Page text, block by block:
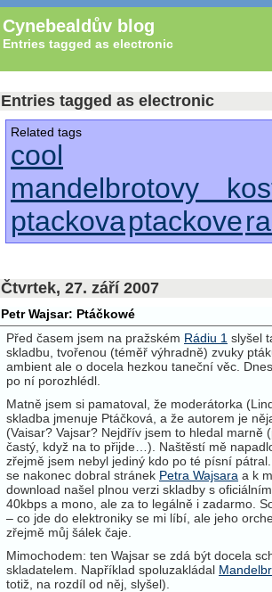
Cynebealdův blog
Entries tagged as electronic
Entries tagged as electronic
Related tags
cool
mandelbrotovy
ptackovaptackove
Čtvrtek, 27. září 2007
Petr Wajsar: Ptáčkowé
Před časem jsem na pražském Rádiu 1 slyšel
skladbu, tvořenou (téměř výhradně) zvuky
ambient ale o docela hezkou taneční věc.
po ní porozhlédl.
Matně jsem si pamatoval, že moderátorka
skladba jmenuje Ptáčková, a že autorem je
(Vaisar? Vajsar? Nejdřív jsem to hledal marně
častý, když na to přijde…). Naštěstí mě
zřejmě jsem nebyl jediný kdo po té písní
se nakonec dobral stránek Petra Wajsara a k
download našel plnou verzi skladby s
40kbps a mono, ale za to legálně i zadarmo.
– co jde do elektroniky se mi líbí, ale jeho
zřejmě můj šálek čaje.
Mimochodem: ten Wajsar se zdá být docela
skladatelem. Například spoluzakládal
totiž, na rozdíl od něj, slyšel).